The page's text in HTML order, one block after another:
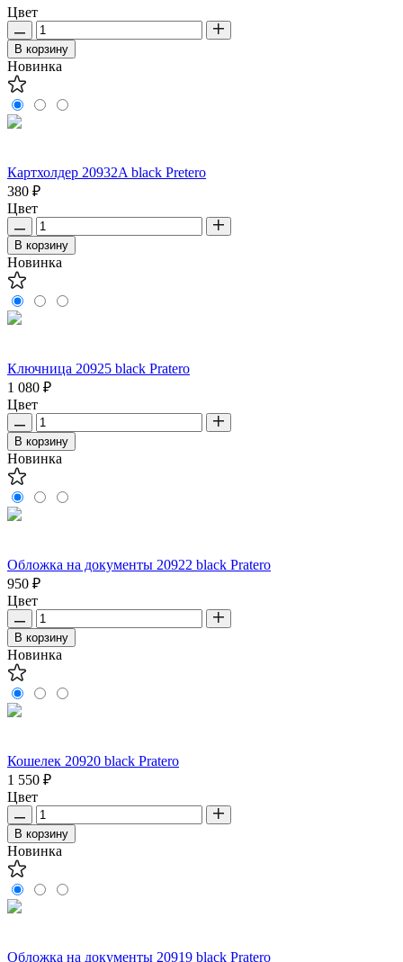
Цвет
В корзину
Новинка
Картхолдер 20932A black Pretero
380 ₽
Цвет
В корзину
Новинка
Ключница 20925 black Pratero
1 080 ₽
Цвет
В корзину
Новинка
Обложка на документы 20922 black Pratero
950 ₽
Цвет
В корзину
Новинка
Кошелек 20920 black Pratero
1 550 ₽
Цвет
В корзину
Новинка
Обложка на документы 20919 black Pratero